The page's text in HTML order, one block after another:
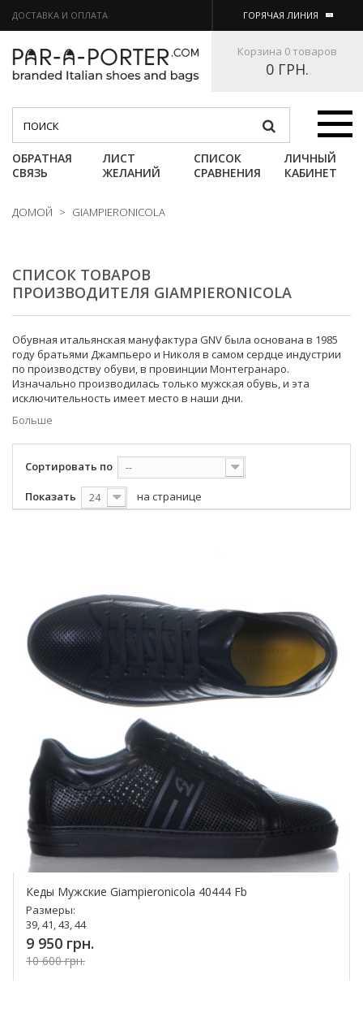
ДОСТАВКА И ОПЛАТА ГОРЯЧАЯ ЛИНИЯ
Корзина 0 товаров
0 ГРН.
Категории
ОБРАТНАЯ
СВЯЗЬ
ЛИСТ
ЖЕЛАНИЙ
СПИСОК
СРАВНЕНИЯ
ЛИЧНЫЙ
КАБИНЕТ
ДОМОЙ > GIAMPIERONICOLA
СПИСОК ТОВАРОВ
ПРОИЗВОДИТЕЛЯ GIAMPIERONICOLA
Обувная итальянская мануфактура GNV была основана в 1985
году братьями Джампьеро и Николя в самом сердце индустрии
по производству обуви, в провинции Монтегранаро.
Изначально производилась только мужская обувь, и эта
исключительность имеет место в наши дни.
Больше
Сортировать по --
Показать 24 на странице
Кеды Мужские Giampieronicola 40444 Fb
Размеры:
39, 41, 43, 44
9 950 грн.
10 600 грн.